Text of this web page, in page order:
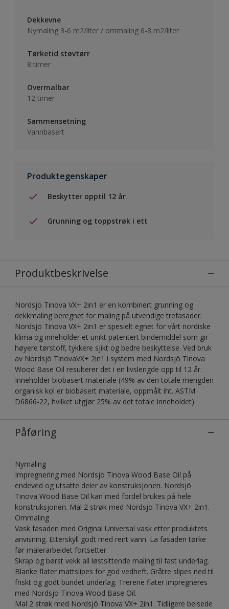
Dekkevne
Nymaling 3-6 m2/liter / ommaling 6-8 m2/liter
Tørketid støvtørr
8 timer
Overmalbar
12 timer
Sammensetning
Vannbasert
Produktegenskaper
Beskytter opptil 12 år
Grunning og toppstrøk i ett
Produktbeskrivelse
Nordsjö Tinova VX+ 2in1 er en kombinert grunning og
dekkmaling beregnet for maling på utvendige trefasader.
Nordsjö Tinova VX+ 2in1 er spesielt egnet for vårt nordiske
klima og inneholder et unikt patentert bindemiddel som gir
høyere tørstoff, tykkere sjikt og bedre beskyttelse. Ved bruk
av Nordsjö TinovaVX+ 2in1 i system med Nordsjö Tinova
Wood Base Oil resulterer det i en livslengde opp til 12 år.
Inneholder biobasert materiale (49% av den totale mengden
organisk kol er biobasert materiale, oppmålt iht. ASTM
D6866-22, hvilket utgjør 25% av det totale inneholdet).
Påføring
Nymaling
Impregnering med Nordsjö Tinova Wood Base Oil på
endeved og utsatte deler av konstruksjonen. Nordsjö
Tinova Wood Base Oil kan med fordel brukes på hele
konstruksjonen. Mal 2 strøk med Nordsjö Tinova VX+ 2in1.
Ommaling
Vask fasaden med Original Universal vask etter produktets
anvisning. Etterskyll godt med rent vann. La fasaden tørke
før malerarbeidet fortsetter.
Skrap og børst vekk all løstsittende maling til fast underlag.
Blanke flater mattslipes for god vedheft. Gråtre slipes ned til
friskt og godt bundet underlag. Trerene flater impregneres
med Nordsjö Tinova Wood Base Oil.
Mal 2 strøk med Nordsjö Tinova VX+ 2in1. Tidligere beisede